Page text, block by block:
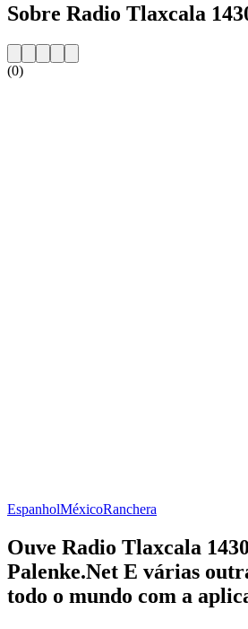
Sobre Radio Tlaxcala
(0)
EspanholMéxicoRanchera
Ouve Radio Tlaxcala
Palenke.Net E várias
todo o mundo com a